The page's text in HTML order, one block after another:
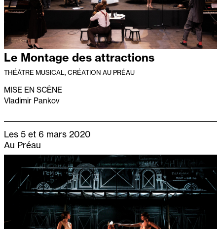
Le Montage des attractions
THÉÂTRE MUSICAL, CRÉATION AU PRÉAU
MISE EN SCÈNE
Vladimir Pankov
Les 5 et 6 mars 2020
Au Préau